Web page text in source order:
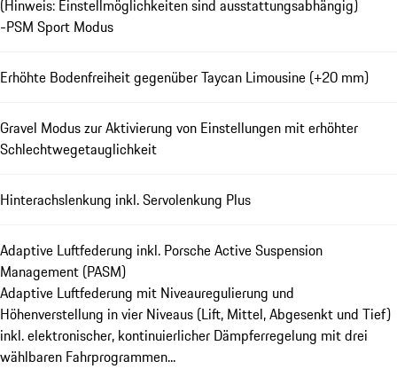
(Hinweis: Einstellmöglichkeiten sind ausstattungsabhängig)
-PSM Sport Modus
Erhöhte Bodenfreiheit gegenüber Taycan Limousine (+20 mm)
Gravel Modus zur Aktivierung von Einstellungen mit erhöhter
Schlechtwegetauglichkeit
Hinterachslenkung inkl. Servolenkung Plus
Adaptive Luftfederung inkl. Porsche Active Suspension
Management (PASM)
Adaptive Luftfederung mit Niveauregulierung und
Höhenverstellung in vier Niveaus (Lift, Mittel, Abgesenkt und Tief)
inkl. elektronischer, kontinuierlicher Dämpferregelung mit drei
wählbaren Fahrprogrammen...